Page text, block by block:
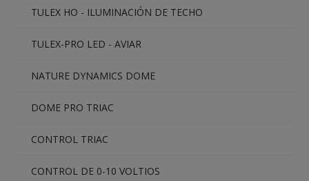
TULEX HO - ILUMINACIÓN DE TECHO
TULEX-PRO LED - AVIAR
NATURE DYNAMICS DOME
DOME PRO TRIAC
CONTROL TRIAC
CONTROL DE 0-10 VOLTIOS